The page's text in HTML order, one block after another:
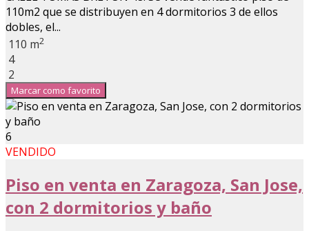
110m2 que se distribuyen en 4 dormitorios 3 de ellos
dobles, el...
110 m2
4
2
Marcar como favorito
6
VENDIDO
Piso en venta en Zaragoza, San Jose,
con 2 dormitorios y baño